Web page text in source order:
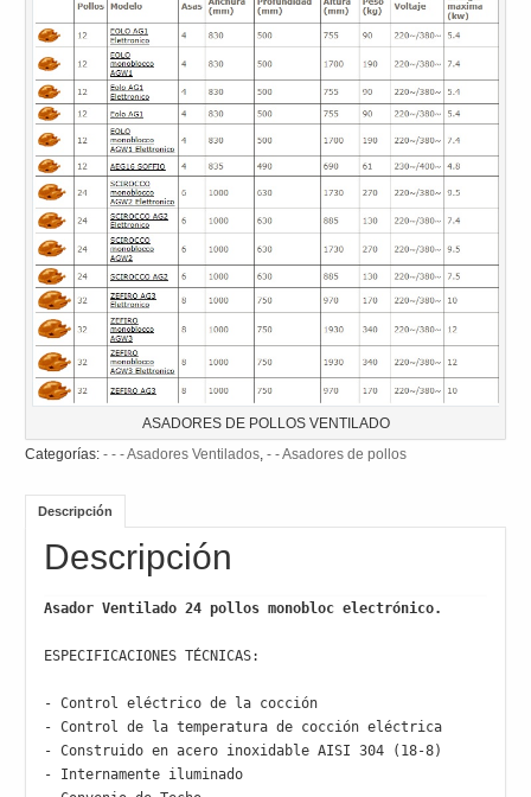
ASADORES DE POLLOS VENTILADO
Categorías:- - - Asadores Ventilados ,- - Asadores de pollos
Descripción
Descripción
Asador Ventilado 24 pollos monobloc electrónico.
ESPECIFICACIONES TÉCNICAS:
- Control eléctrico de la cocción
- Control de la temperatura de cocción eléctrica
- Construido en acero inoxidable AISI 304 (18-8)
- Internamente iluminado